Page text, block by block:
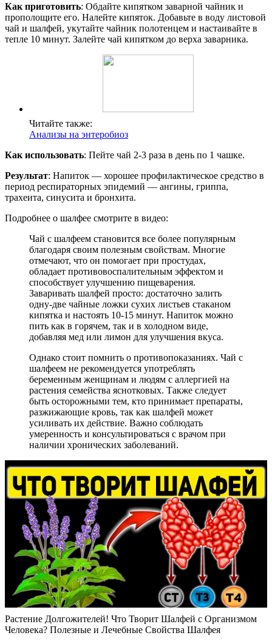
Как приготовить: Обдайте кипятком заварной чайник и
прополощите его. Налейте кипяток. Добавьте в воду листовой
чай и шалфей, укутайте чайник полотенцем и настаивайте в
тепле 10 минут. Залейте чай кипятком до верха заварника.
Читайте также:
Анализы на энтеробиоз
Как использовать: Пейте чай 2-3 раза в день по 1 чашке.
Результат: Напиток — хорошее профилактическое средство в
период респираторных эпидемий — ангины, гриппа,
трахеита, синусита и бронхита.
Подробнее о шалфее смотрите в видео:
Чай с шалфеем становится все более популярным
благодаря своим полезным свойствам. Многие
отмечают, что он помогает при простудах,
обладает противовоспалительным эффектом и
способствует улучшению пищеварения.
Заваривать шалфей просто: достаточно залить
одну-две чайные ложки сухих листьев стаканом
кипятка и настоять 10-15 минут. Напиток можно
пить как в горячем, так и в холодном виде,
добавляя мед или лимон для улучшения вкуса.
Однако стоит помнить о противопоказаниях. Чай с
шалфеем не рекомендуется употреблять
беременным женщинам и людям с аллергией на
растения семейства яснотковых. Также следует
быть осторожными тем, кто принимает препараты,
разжижающие кровь, так как шалфей может
усиливать их действие. Важно соблюдать
умеренность и консультироваться с врачом при
наличии хронических заболеваний.
Растение Долгожителей! Что Творит Шалфей с Организмом
Человека? Полезные и Лечебные Свойства Шалфея